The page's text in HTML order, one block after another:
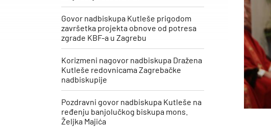
Govor nadbiskupa Kutleše prigodom
završetka projekta obnove od potresa
zgrade KBF-a u Zagrebu
Korizmeni nagovor nadbiskupa Dražena
Kutleše redovnicama Zagrebačke
nadbiskupije
Pozdravni govor nadbiskupa Kutleše na
ređenju banjolučkog biskupa mons.
Željka Majića